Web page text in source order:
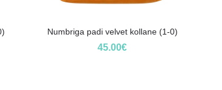
Numbriga padi velvet kollane (1-0)
45.00€